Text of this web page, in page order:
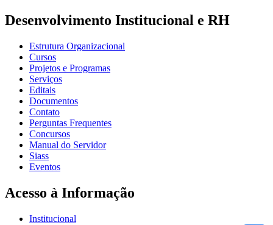
Desenvolvimento Institucional e RH
Estrutura Organizacional
Cursos
Projetos e Programas
Serviços
Editais
Documentos
Contato
Perguntas Frequentes
Concursos
Manual do Servidor
Siass
Eventos
Acesso à Informação
Institucional